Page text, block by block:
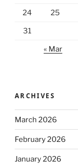
24 25
31
« Mar
ARCHIVES
March 2026
February 2026
January 2026